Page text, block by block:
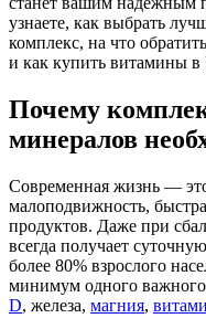
узнаете, как выбрать
комплекс, на что
и как купить витамины в
Почему
минералов
Современная жизнь —
малоподвижность,
продуктов. Даже при
всегда получает
более 80% взрослого
минимум одного
D, железа, магния,